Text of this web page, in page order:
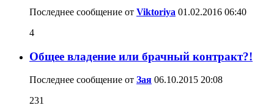
Последнее сообщение от Viktoriya 01.02.2016 06:40
4
Общее владение или брачный контракт?!
Последнее сообщение от Зая 06.10.2015 20:08
231